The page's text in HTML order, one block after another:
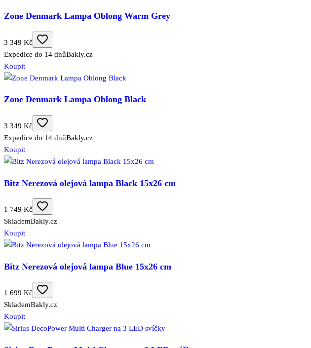
Zone Denmark Lampa Oblong Warm Grey
3 349 Kč
Expedice do 14 dnůBakly.cz
Koupit
Zone Denmark Lampa Oblong Black
3 349 Kč
Expedice do 14 dnůBakly.cz
Koupit
Bitz Nerezová olejová lampa Black 15x26 cm
1 749 Kč
SklademBakly.cz
Koupit
Bitz Nerezová olejová lampa Blue 15x26 cm
1 699 Kč
SklademBakly.cz
Koupit